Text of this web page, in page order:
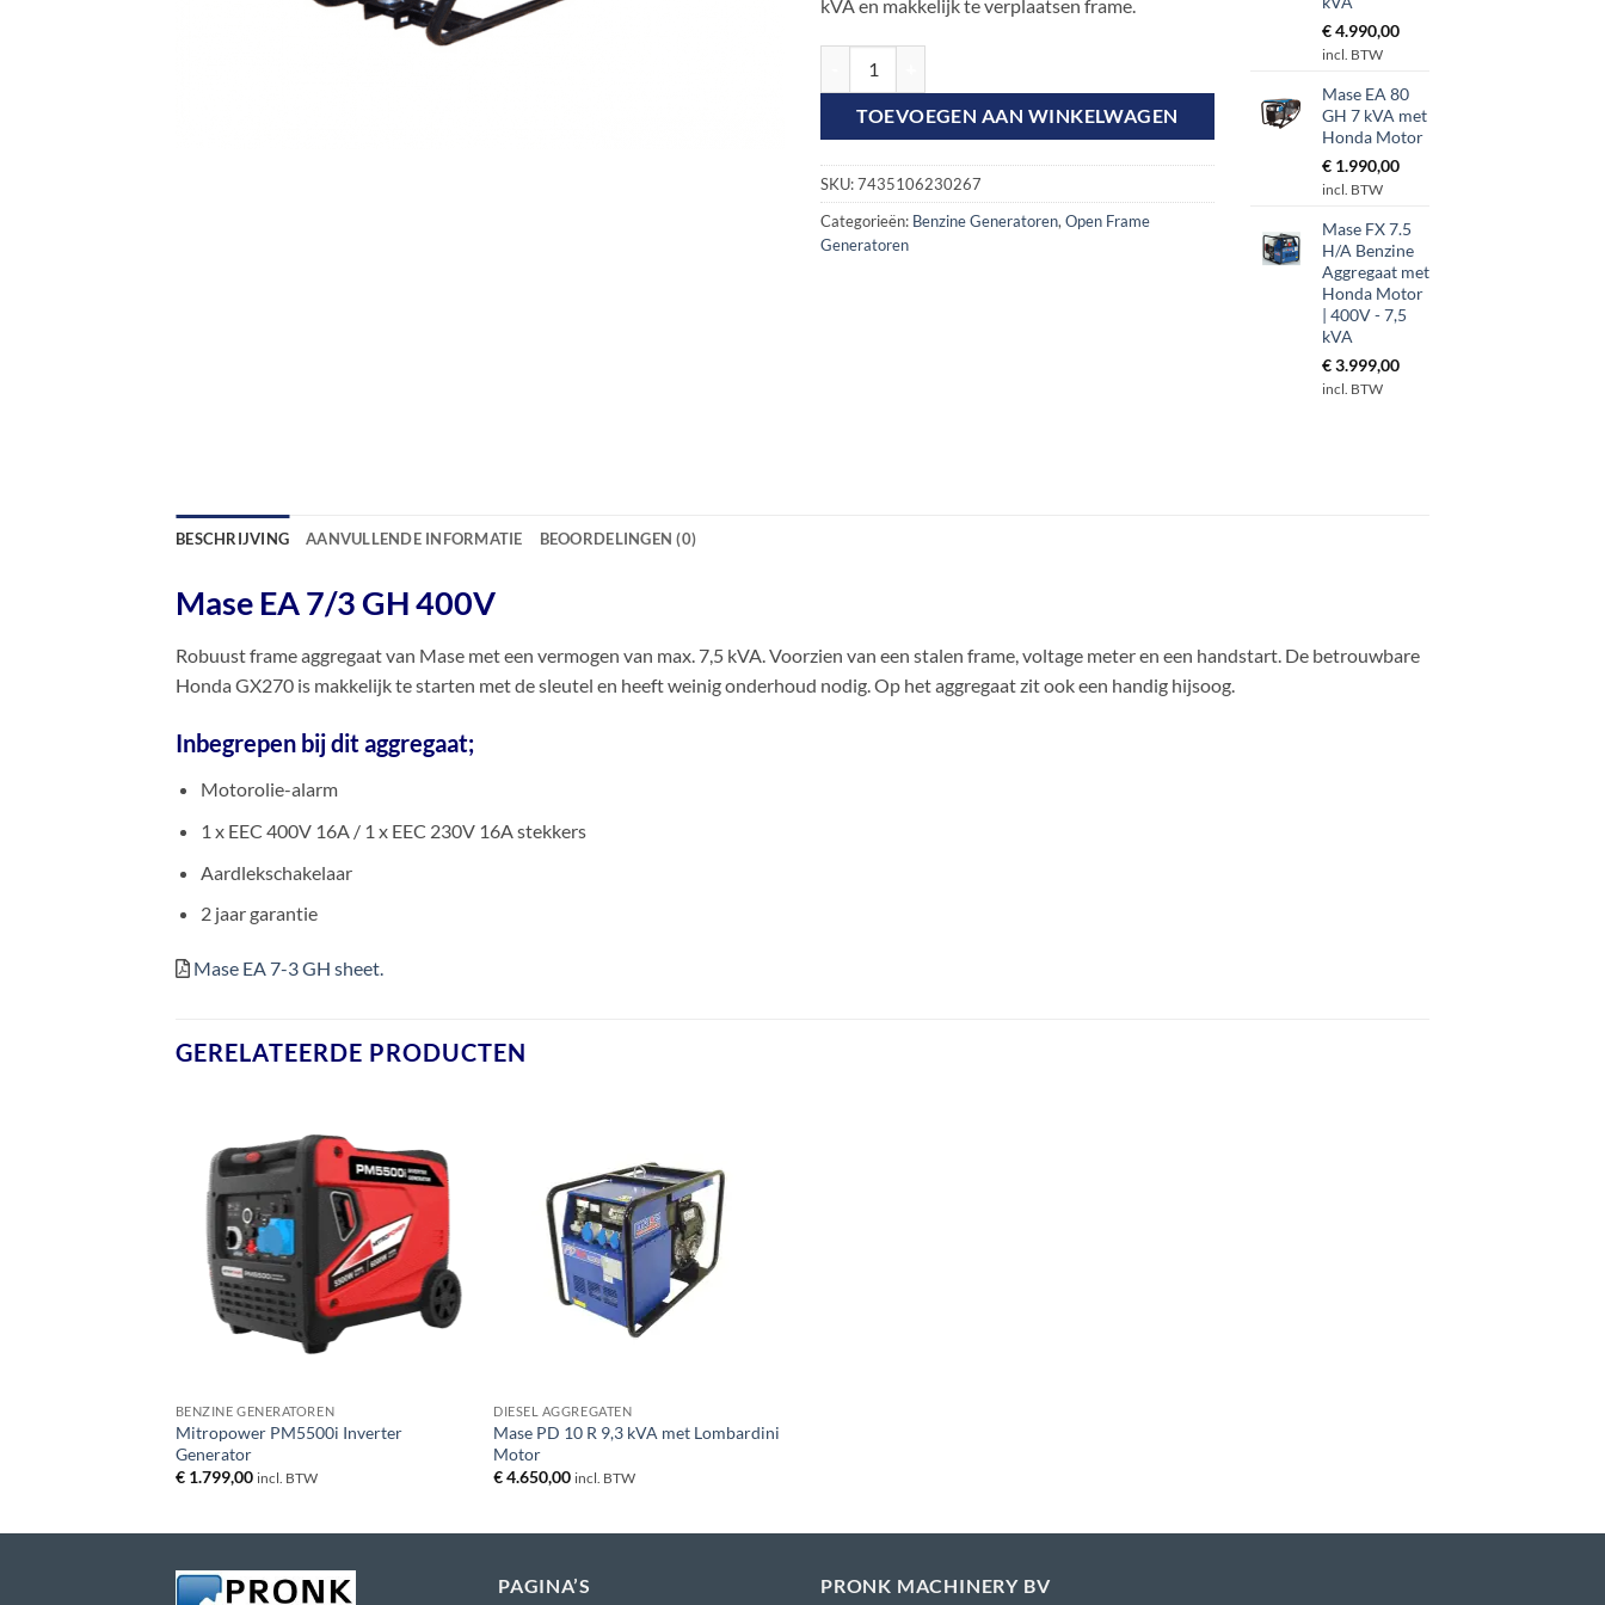
kVA en makkelijk te verplaatsen frame.
Mase EA 7/3 GH Benzine Aggregaat met handstart | 400V - 7,5 kVA aantal
TOEVOEGEN AAN WINKELWAGEN
SKU:7435106230267
Categorieën: Benzine Generatoren, Open Frame
Generatoren
€4.990,00
incl. BTW
Mase EA 80
GH 7 kVA met
Honda Motor
€ 1.990,00
incl. BTW
Mase FX 7.5
H/A Benzine
Aggregaat met
Honda Motor
| 400V - 7,5
kVA
€3.999,00
incl. BTW
BESCHRIJVING AANVULLENDE INFORMATIE BEOORDELINGEN (0)
Mase EA 7/3 GH 400V
Robuust frame aggregaat van Mase met een vermogen van max. 7,5 kVA. Voorzien van een stalen frame, voltage meter en een handstart. De betrouwbare
Honda GX270 is makkelijk te starten met de sleutel en heeft weinig onderhoud nodig. Op het aggregaat zit ook een handig hijsoog.
Inbegrepen bij dit aggregaat;
Motorolie-alarm
1 x EEC 400V 16A / 1 x EEC 230V 16A stekkers
Aardlekschakelaar
2 jaar garantie
Mase EA 7-3 GH sheet.
GERELATEERDE PRODUCTEN
BENZINE GENERATOREN
Mitropower PM5500i Inverter
Generator
€1.799,00 incl. BTW
DIESEL AGGREGATEN
Mase PD 10 R 9,3 kVA met Lombardini
Motor
€4.650,00 incl. BTW
PAGINA’S PRONK MACHINERY BV